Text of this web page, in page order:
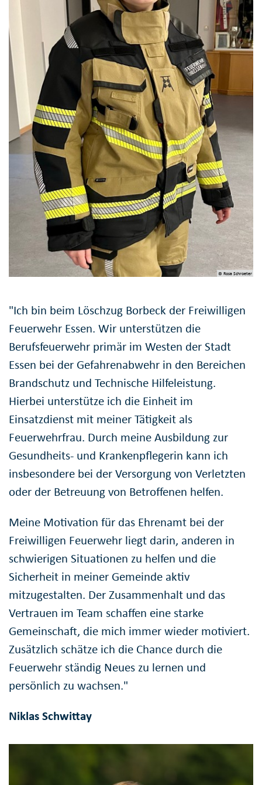
© Rosa Schroeter
"Ich bin beim Löschzug Borbeck der Freiwilligen
Feuerwehr Essen. Wir unterstützen die
Berufsfeuerwehr primär im Westen der Stadt
Essen bei der Gefahrenabwehr in den Bereichen
Brandschutz und Technische Hilfeleistung.
Hierbei unterstütze ich die Einheit im
Einsatzdienst mit meiner Tätigkeit als
Feuerwehrfrau. Durch meine Ausbildung zur
Gesundheits- und Krankenpflegerin kann ich
insbesondere bei der Versorgung von Verletzten
oder der Betreuung von Betroffenen helfen.
Meine Motivation für das Ehrenamt bei der
Freiwilligen Feuerwehr liegt darin, anderen in
schwierigen Situationen zu helfen und die
Sicherheit in meiner Gemeinde aktiv
mitzugestalten. Der Zusammenhalt und das
Vertrauen im Team schaffen eine starke
Gemeinschaft, die mich immer wieder motiviert.
Zusätzlich schätze ich die Chance durch die
Feuerwehr ständig Neues zu lernen und
persönlich zu wachsen."
Niklas Schwittay